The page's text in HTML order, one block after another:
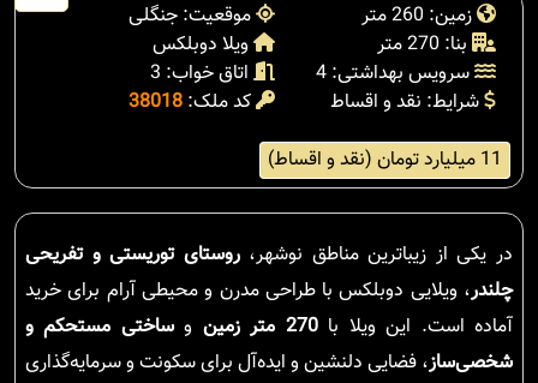
زمین: 260 متر
موقعیت: جنگلی
بنا: 270 متر
ویلا دوبلکس
سرویس بهداشتی: 4
اتاق خواب: 3
شرایط: نقد و اقساط
کد ملک: 38018
11 میلیارد تومان (نقد و اقساط)
در یکی از زیباترین مناطق نوشهر،روستای توریستی و تفریحی
چلندر، ویلایی دوبلکس با طراحی مدرن و محیطی آرام برای خرید
آماده است. این ویلا با270 متر زمین وساختی مستحکم و
شخصی‌ساز، فضایی دلنشین و ایده‌آل برای سکونت و سرمایه‌گذاری